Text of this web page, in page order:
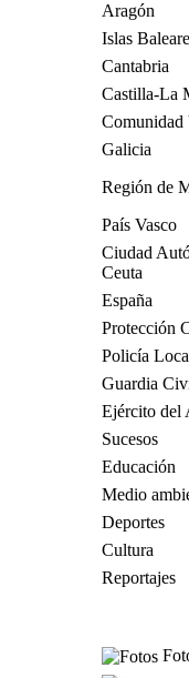
Aragón
Islas
Cantabria
Castilla-La
Comunidad
Galicia
Región de
País Vasco
Ciudad
Ceuta
España
Protección
Policía
Guardia
Ejército del
Sucesos
Educación
Medio
Deportes
Cultura
Reportajes